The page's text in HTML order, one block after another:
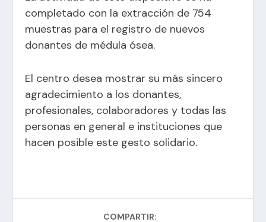
completado con la extracción de 754
muestras para el registro de nuevos
donantes de médula ósea.
El centro desea mostrar su más sincero
agradecimiento a los donantes,
profesionales, colaboradores y todas las
personas en general e instituciones que
hacen posible este gesto solidario.
COMPARTIR: